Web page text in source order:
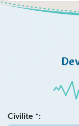
Civilite *: